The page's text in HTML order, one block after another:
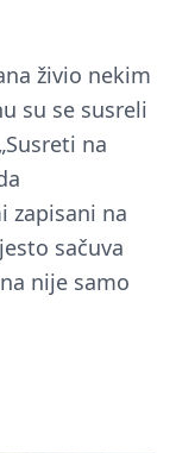
živio nekim
su se susreli
na
zapisani na
sačuva
nije samo